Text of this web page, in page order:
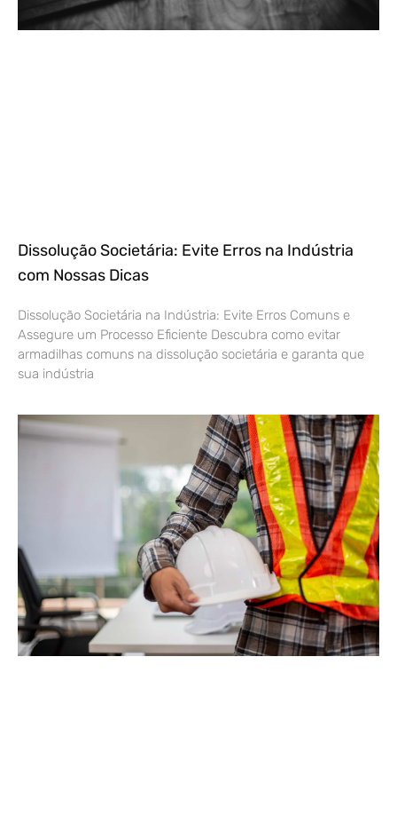
Dissolução Societária: Evite Erros na Indústria
com Nossas Dicas
Dissolução Societária na Indústria: Evite Erros Comuns e
Assegure um Processo Eficiente Descubra como evitar
armadilhas comuns na dissolução societária e garanta que
sua indústria